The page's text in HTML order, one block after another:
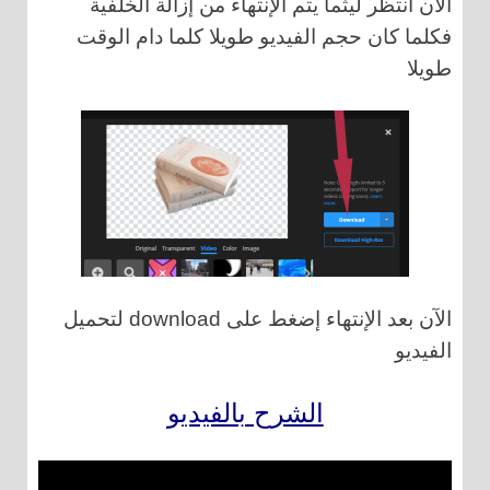
الآن انتظر ليثما يتم الإنتهاء من إزالة الخلفية
فكلما كان حجم الفيديو طويلا كلما دام الوقت
طويلا
الآن بعد الإنتهاء إضغط على download لتحميل
الفيديو
الشرح بالفيديو